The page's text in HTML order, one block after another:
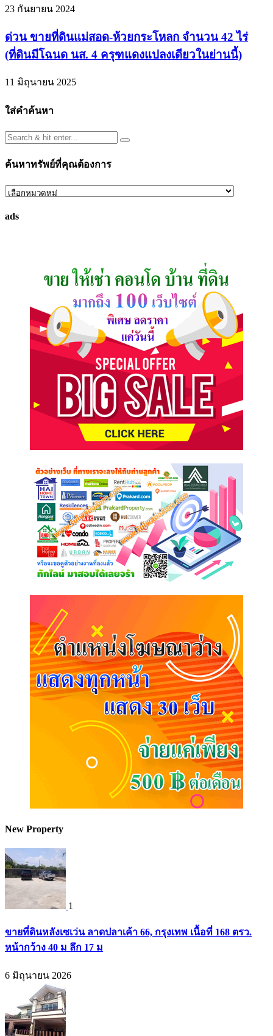
23 กันยายน 2024
ด่วน ขายที่ดินแม่สอด-ห้วยกระโหลก จำนวน 42 ไร่
(ที่ดินมีโฉนด นส. 4 ครุฑแดงแปลงเดียวในย่านนี้)
11 มิถุนายน 2025
ใส่คำค้นหา
ค้นหาทรัพย์ที่คุณต้องการ
ค้นหา
ที่
ads
New Property
1
ขายที่ดินหลังเซเว่น ลาดปลาเค้า 66, กรุงเทพ เนื้อที่ 168 ตรว.
หน้ากว้าง 40 ม ลึก 17 ม
6 มิถุนายน 2026